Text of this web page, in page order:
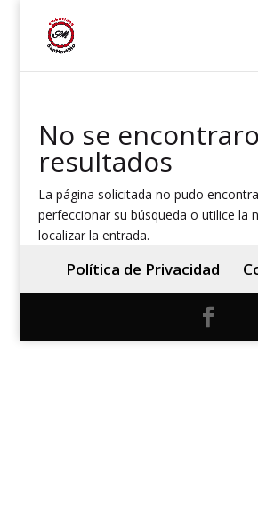
No se
resultados
La página solicitada no pudo
perfeccionar su búsqueda o utilice la
localizar la entrada.
Política de Privacidad